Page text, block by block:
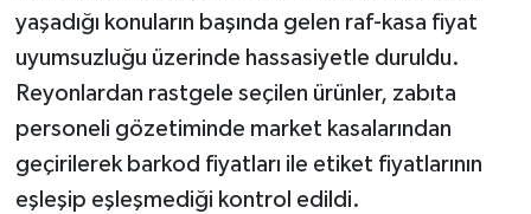
yaşadığı konuların başında gelen raf-kasa fiyat
uyumsuzluğu üzerinde hassasiyetle duruldu.
Reyonlardan rastgele seçilen ürünler, zabıta
personeli gözetiminde market kasalarından
geçirilerek barkod fiyatları ile etiket fiyatlarının
eşleşip eşleşmediği kontrol edildi.